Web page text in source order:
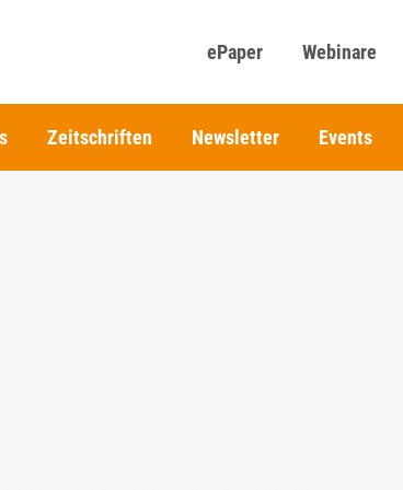
ePaper Webinare
Zeitschriften Newsletter Events